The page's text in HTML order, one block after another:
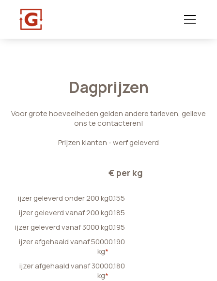
Dagprijzen
Voor grote hoeveelheden gelden andere tarieven, gelieve
ons te contacteren!
Prijzen klanten - werf geleverd
€ per kg
ijzer geleverd onder 200 kg0.155
ijzer geleverd vanaf 200 kg0.185
ijzer geleverd vanaf 3000 kg0.195
ijzer afgehaald vanaf 5000
kg*
0.190
ijzer afgehaald vanaf 3000
kg*
0.180